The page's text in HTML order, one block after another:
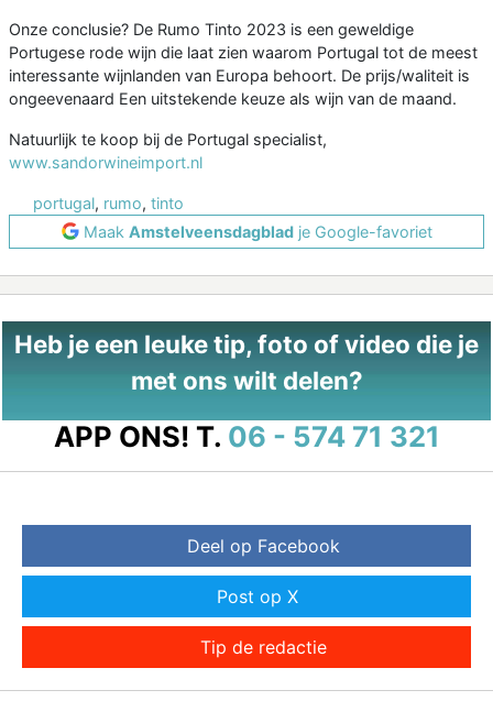
Onze conclusie? De Rumo Tinto 2023 is een geweldige
Portugese rode wijn die laat zien waarom Portugal tot de meest
interessante wijnlanden van Europa behoort. De prijs/waliteit is
ongeevenaard Een uitstekende keuze als wijn van de maand.
Natuurlijk te koop bij de Portugal specialist,
www.sandorwineimport.nl
portugal, rumo, tinto
Maak Amstelveensdagbladje Google-favoriet
Heb je een leuke tip, foto of video die je
met ons wilt delen?
APP ONS! T. 06 - 574 71 321
Deel op Facebook
Post op X
Tip de redactie